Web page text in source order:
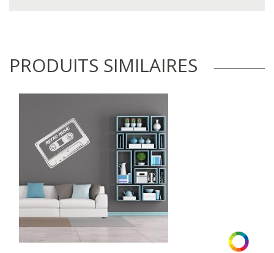
PRODUITS SIMILAIRES